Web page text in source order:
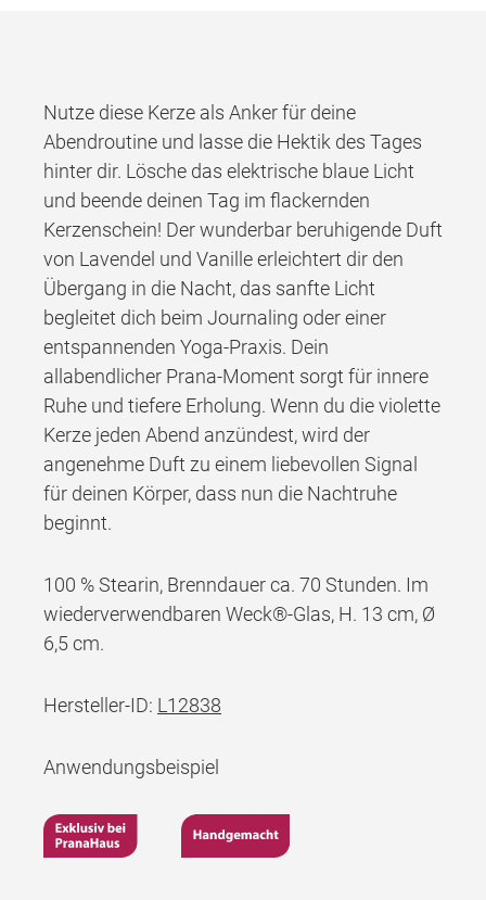
Nutze diese Kerze als Anker für deine
Abendroutine und lasse die Hektik des Tages
hinter dir. Lösche das elektrische blaue Licht
und beende deinen Tag im flackernden
Kerzenschein! Der wunderbar beruhigende Duft
von Lavendel und Vanille erleichtert dir den
Übergang in die Nacht, das sanfte Licht
begleitet dich beim Journaling oder einer
entspannenden Yoga-Praxis. Dein
allabendlicher Prana-Moment sorgt für innere
Ruhe und tiefere Erholung. Wenn du die violette
Kerze jeden Abend anzündest, wird der
angenehme Duft zu einem liebevollen Signal
für deinen Körper, dass nun die Nachtruhe
beginnt.
100 % Stearin, Brenndauer ca. 70 Stunden. Im
wiederverwendbaren Weck®-Glas, H. 13 cm, Ø
6,5 cm.
Hersteller-ID: L12838
Anwendungsbeispiel